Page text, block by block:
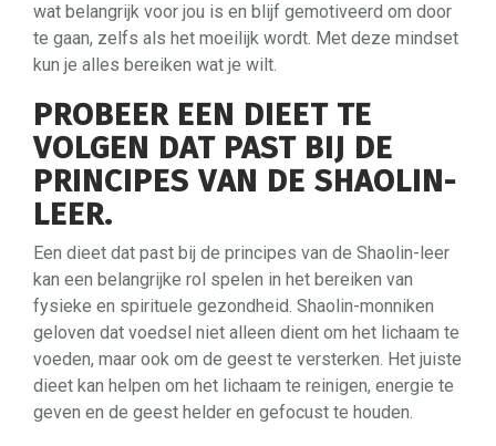
wat belangrijk voor jou is en blijf gemotiveerd om door
te gaan, zelfs als het moeilijk wordt. Met deze mindset
kun je alles bereiken wat je wilt.
PROBEER EEN DIEET TE
VOLGEN DAT PAST BIJ DE
PRINCIPES VAN DE SHAOLIN-
LEER.
Een dieet dat past bij de principes van de Shaolin-leer
kan een belangrijke rol spelen in het bereiken van
fysieke en spirituele gezondheid. Shaolin-monniken
geloven dat voedsel niet alleen dient om het lichaam te
voeden, maar ook om de geest te versterken. Het juiste
dieet kan helpen om het lichaam te reinigen, energie te
geven en de geest helder en gefocust te houden.